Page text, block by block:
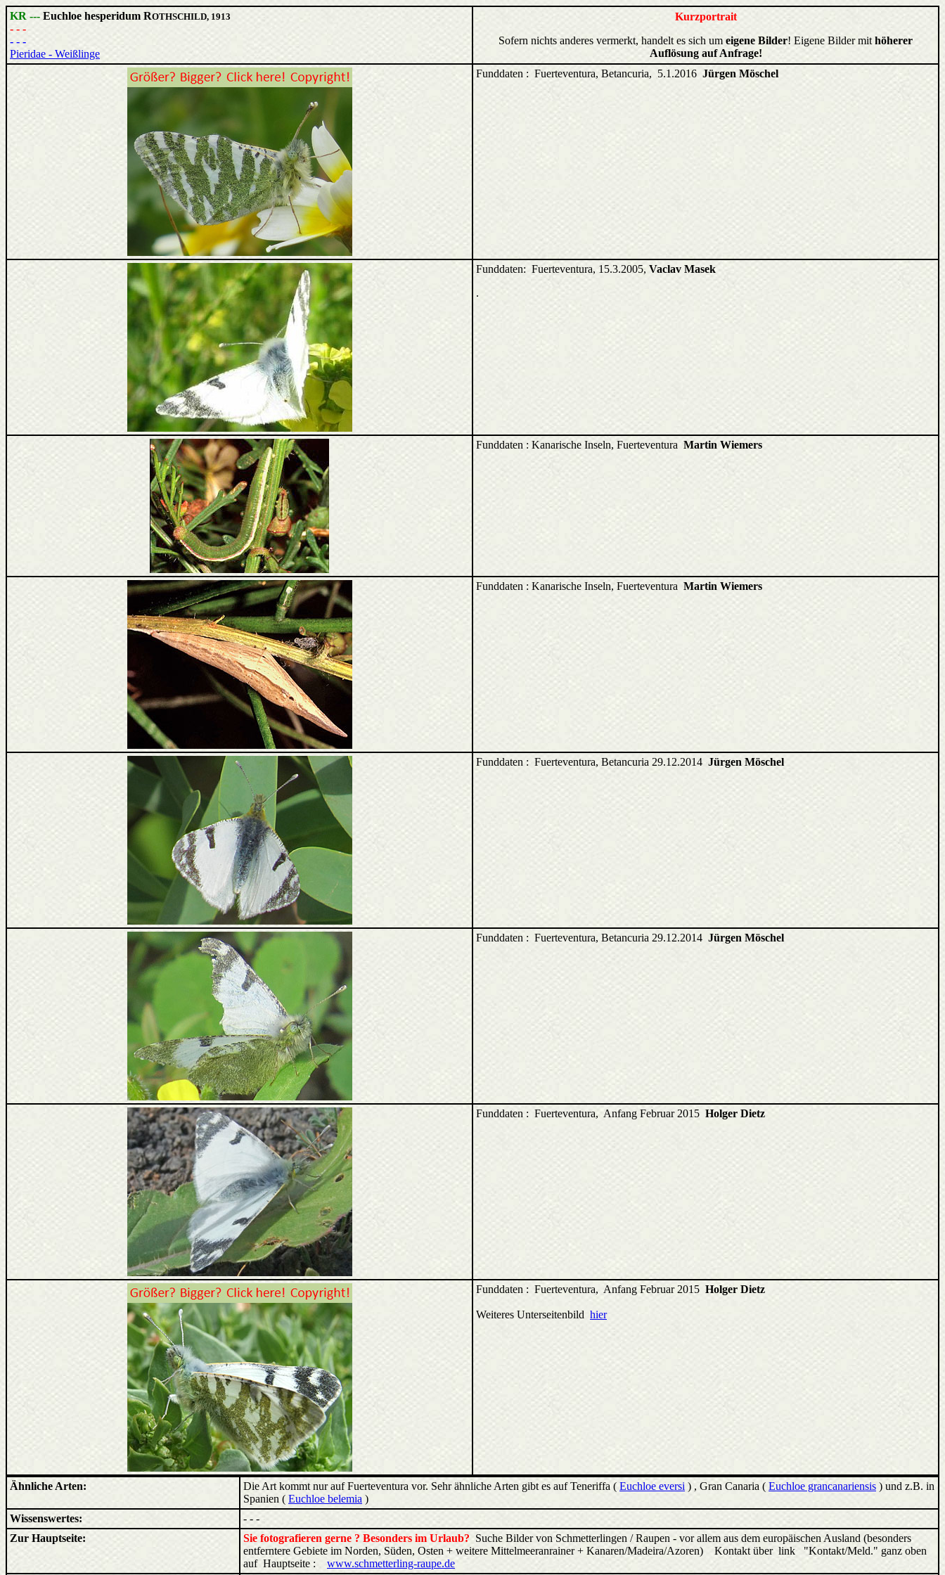
KR --- Euchloe hesperidum ROTHSCHILD, 1913
- - -
- - -
Pieridae - Weißlinge
Kurzportrait
Sofern nichts anderes vermerkt, handelt es sich um eigene Bilder! Eigene Bilder mit höherer
Auflösung auf Anfrage!
Funddaten : Fuerteventura, Betancuria, 5.1.2016 Jürgen Möschel
Funddaten: Fuerteventura, 15.3.2005, Vaclav Masek
.
Funddaten : Kanarische Inseln, Fuerteventura Martin Wiemers
Funddaten : Kanarische Inseln, Fuerteventura Martin Wiemers
Funddaten : Fuerteventura, Betancuria 29.12.2014 Jürgen Möschel
Funddaten : Fuerteventura, Betancuria 29.12.2014 Jürgen Möschel
Funddaten : Fuerteventura, Anfang Februar 2015 Holger Dietz
Funddaten : Fuerteventura, Anfang Februar 2015 Holger Dietz
Weiteres Unterseitenbild hier
Ähnliche Arten: Die Art kommt nur auf Fuerteventura vor. Sehr ähnliche Arten gibt es auf Teneriffa ( Euchloe eversi ) , Gran Canaria ( Euchloe grancanariensis ) und z.B. in
Spanien ( Euchloe belemia )
Wissenswertes:
- - -
Zur Hauptseite:
Sie fotografieren gerne ? Besonders im Urlaub? Suche Bilder von Schmetterlingen / Raupen - vor allem aus dem europäischen Ausland (besonders
entferntere Gebiete im Norden, Süden, Osten + weitere Mittelmeeranrainer + Kanaren/Madeira/Azoren) Kontakt über link "Kontakt/Meld." ganz oben
auf Hauptseite :
www.schmetterling-raupe.de